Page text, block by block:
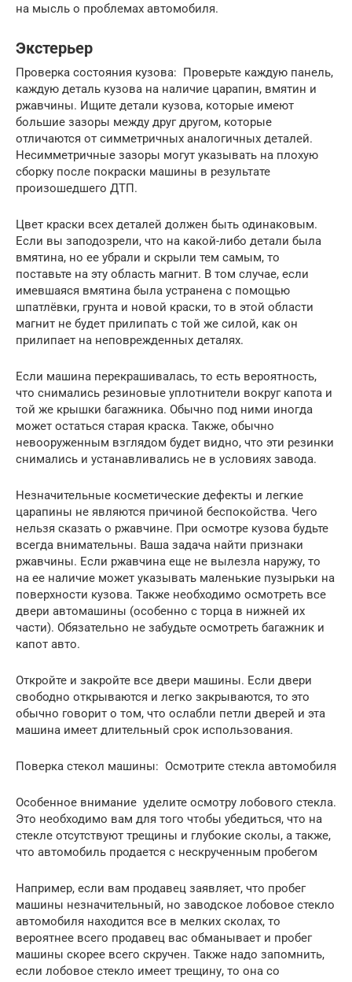
на мысль о проблемах автомобиля.
Экстерьер
Проверка состояния кузова: Проверьте каждую панель,
каждую деталь кузова на наличие царапин, вмятин и
ржавчины. Ищите детали кузова, которые имеют
большие зазоры между друг другом, которые
отличаются от симметричных аналогичных деталей.
Несимметричные зазоры могут указывать на плохую
сборку после покраски машины в результате
произошедшего ДТП.
Цвет краски всех деталей должен быть одинаковым.
Если вы заподозрели, что на какой-либо детали была
вмятина, но ее убрали и скрыли тем самым, то
поставьте на эту область магнит. В том случае, если
имевшаяся вмятина была устранена с помощью
шпатлёвки, грунта и новой краски, то в этой области
магнит не будет прилипать с той же силой, как он
прилипает на неповрежденных деталях.
Если машина перекрашивалась, то есть вероятность,
что снимались резиновые уплотнители вокруг капота и
той же крышки багажника. Обычно под ними иногда
может остаться старая краска. Также, обычно
невооруженным взглядом будет видно, что эти резинки
снимались и устанавливались не в условиях завода.
Незначительные косметические дефекты и легкие
царапины не являются причиной беспокойства. Чего
нельзя сказать о ржавчине. При осмотре кузова будьте
всегда внимательны. Ваша задача найти признаки
ржавчины. Если ржавчина еще не вылезла наружу, то
на ее наличие может указывать маленькие пузырьки на
поверхности кузова. Также необходимо осмотреть все
двери автомашины (особенно с торца в нижней их
части). Обязательно не забудьте осмотреть багажник и
капот авто.
Откройте и закройте все двери машины. Если двери
свободно открываются и легко закрываются, то это
обычно говорит о том, что ослабли петли дверей и эта
машина имеет длительный срок использования.
Поверка стекол машины: Осмотрите стекла автомобиля
Особенное внимание уделите осмотру лобового стекла.
Это необходимо вам для того чтобы убедиться, что на
стекле отсутствуют трещины и глубокие сколы, а также,
что автомобиль продается с нескрученным пробегом
Например, если вам продавец заявляет, что пробег
машины незначительный, но заводское лобовое стекло
автомобиля находится все в мелких сколах, то
вероятнее всего продавец вас обманывает и пробег
машины скорее всего скручен. Также надо запомнить,
если лобовое стекло имеет трещину, то она со